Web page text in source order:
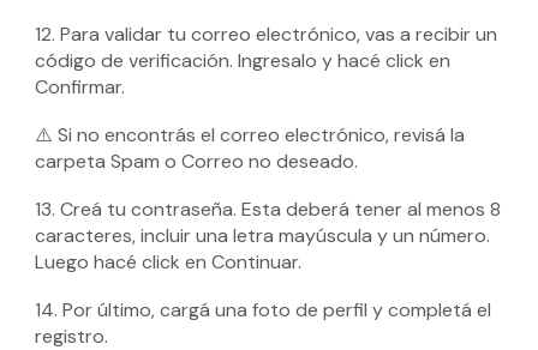
12. Para validar tu correo electrónico, vas a recibir un
código de verificación. Ingresalo y hacé click en
Confirmar.
⚠️ Si no encontrás el correo electrónico, revisá la
carpeta Spam o Correo no deseado.
13. Creá tu contraseña. Esta deberá tener al menos 8
caracteres, incluir una letra mayúscula y un número.
Luego hacé click en Continuar.
14. Por último, cargá una foto de perfil y completá el
registro.